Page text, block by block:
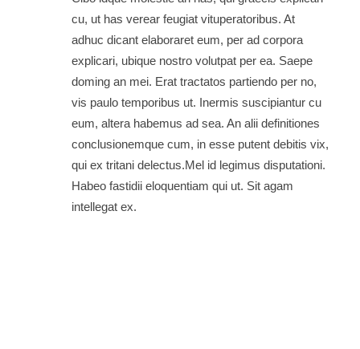
cu, ut has verear feugiat vituperatoribus. At
adhuc dicant elaboraret eum, per ad corpora
explicari, ubique nostro volutpat per ea. Saepe
doming an mei. Erat tractatos partiendo per no,
vis paulo temporibus ut. Inermis suscipiantur cu
eum, altera habemus ad sea. An alii definitiones
conclusionemque cum, in esse putent debitis vix,
qui ex tritani delectus.Mel id legimus disputationi.
Habeo fastidii eloquentiam qui ut. Sit agam
intellegat ex.